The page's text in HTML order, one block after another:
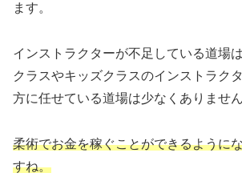
ます。
インストラクターが不足している道場
クラスやキッズクラスのインストラク
方に任せている道場は少なくありません
柔術でお金を稼ぐことができるように
すね。